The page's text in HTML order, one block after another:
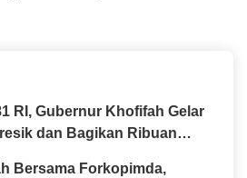
RI, Gubernur Khofifah Gelar
dan Bagikan Ribuan
Bersama Forkopimda,